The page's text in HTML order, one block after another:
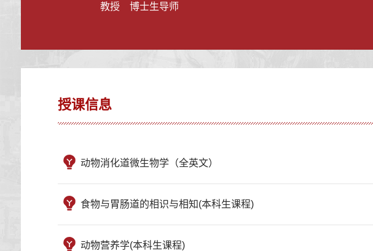
教授 博士生导师
授课信息
动物消化道微生物学（全英文）
食物与胃肠道的相识与相知(本科生课程)
动物营养学(本科生课程)